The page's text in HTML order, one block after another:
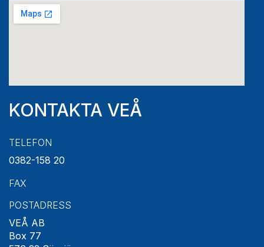
KONTAKTA VEÅ
TELEFON
0382-158 20
FAX
POSTADRESS
VEÅ AB
Box 77